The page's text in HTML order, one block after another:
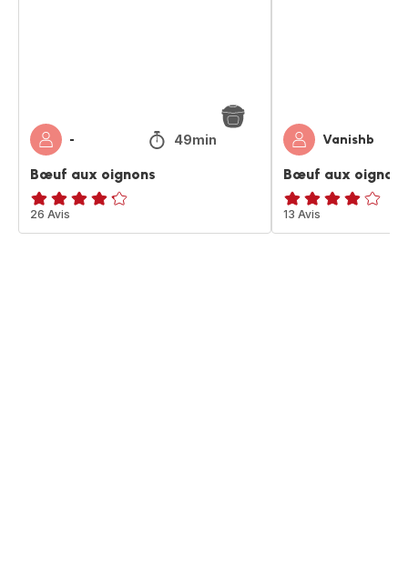
- 49min
Bœuf aux oignons
ratings.4.2
26 Avis
Vanishb
Bœuf aux oignons
ratings.3.9
13 Avis